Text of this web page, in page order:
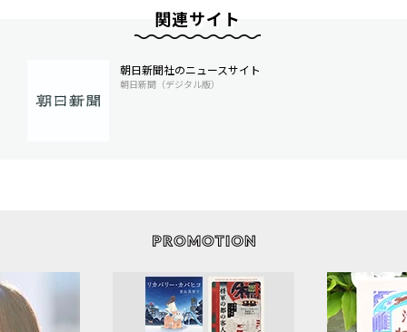
関連サイト
朝日新聞社のニュースサイト
朝日新聞（デジタル版）